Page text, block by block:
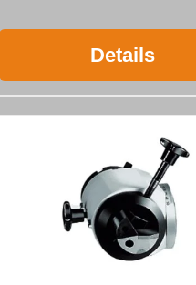
Details